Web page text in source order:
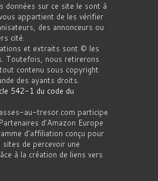
données sur ce site le sont à
appartient de les vérifier
des annonceurs ou
cité.
et extraits sont © les
Toutefois, nous retirerons
contenu sous copyright
des ayants droits.
542-1 du code du
au-tresor.com participe
d’Amazon Europe
d’affiliation conçu pour
de percevoir une
à la création de liens vers